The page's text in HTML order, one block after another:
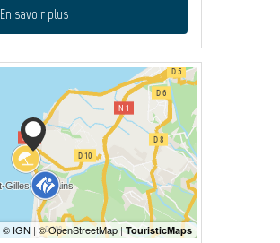
En savoir plus